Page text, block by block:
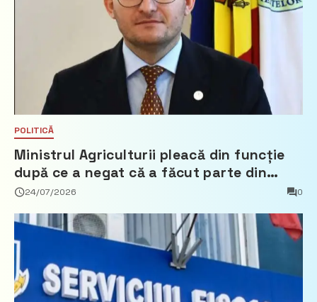
POLITICĂ
Ministrul Agriculturii pleacă din funcție
după ce a negat că a făcut parte din
Partidul Democrat
24/07/2026 0